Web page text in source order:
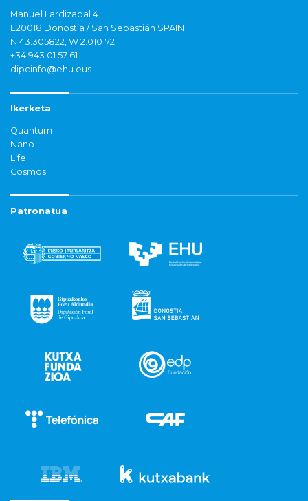
Manuel Lardizabal 4
E20018 Donostia / San Sebastián SPAIN
N 43.305822, W 2.010172
+34 943 01 57 61
dipcinfo@ehu.eus
Ikerketa
Quantum
Nano
Life
Cosmos
Patronatua